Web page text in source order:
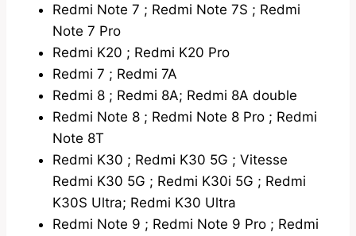
Redmi Note 7 ; Redmi Note 7S ; Redmi
Note 7 Pro
Redmi K20 ; Redmi K20 Pro
Redmi 7 ; Redmi 7A
Redmi 8 ; Redmi 8A; Redmi 8A double
Redmi Note 8 ; Redmi Note 8 Pro ; Redmi
Note 8T
Redmi K30 ; Redmi K30 5G ; Vitesse
Redmi K30 5G ; Redmi K30i 5G ; Redmi
K30S Ultra; Redmi K30 Ultra
Redmi Note 9 ; Redmi Note 9 Pro ; Redmi